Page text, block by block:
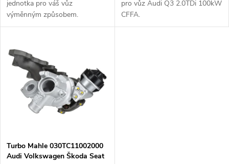
k
t
ů
u
k
t
jednotka pro váš vůz
výměnným způsobem.
pro vůz Audi Q3 2.0TDi 100kW
CFFA.
Turbo Mahle 030TC11002000
Audi Volkswagen Škoda Seat